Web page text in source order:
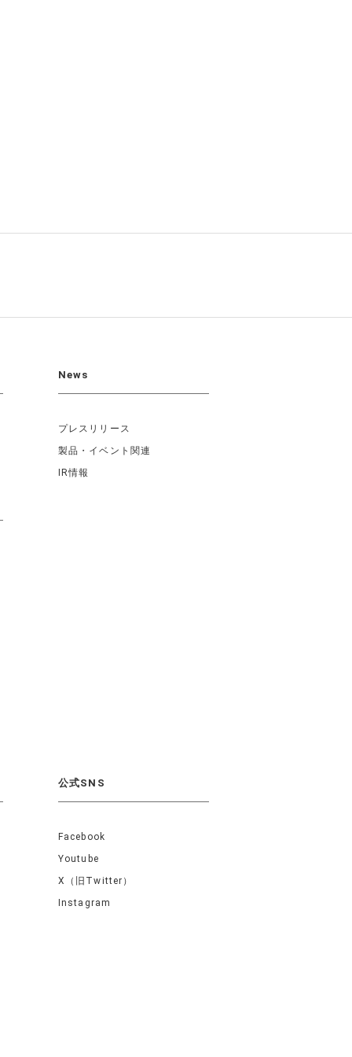
News
プレスリリース
製品・イベント関連
IR情報
公式SNS
Facebook
Youtube
X（旧Twitter）
Instagram